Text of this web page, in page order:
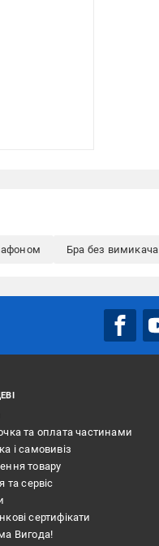
Бра без вимикача
та оплата частинами
і самовивіз
товару
та сервіс
сертифікати
Вигода!